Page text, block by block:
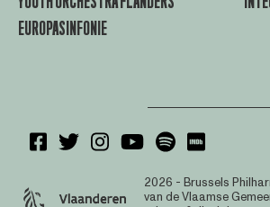
EUROPASINFONIE
2026 - Brussels
van de Vlaamse